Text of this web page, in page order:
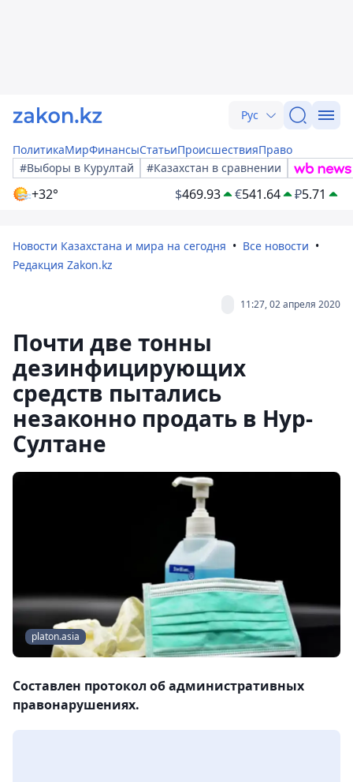
Рус
ПолитикаМирФинансыСтатьиПроисшествияПраво
#Выборы в Курултай
#Казахстан в сравнении
+32° $469.93 €541.64 ₽5.71
Новости Казахстана и мира на сегодня
Все новости
Редакция Zakon.kz
11:27, 02 апреля 2020
Почти две тонны
дезинфицирующих
средств пытались
незаконно продать в Нур-
Султане
platon.asia
Составлен протокол об административных
правонарушениях.